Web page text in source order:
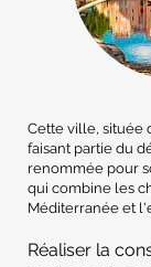
Cette ville, située
faisant partie du
renommée pour
qui combine les
Méditerranée et
Réaliser la